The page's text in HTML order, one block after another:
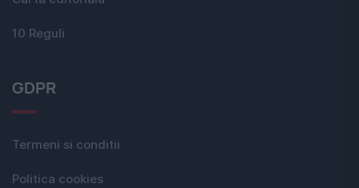
10 Reguli
GDPR
Termeni si conditii
Politica cookies